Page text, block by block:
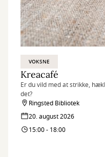
VOKSNE
Kreacafé
Er du vild med at strikke,
det?
Ringsted Bibliotek
20. august 2026
15:00 - 18:00